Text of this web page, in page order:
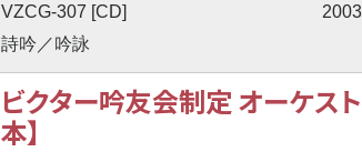
VZCG-307 [CD]
詩吟／吟詠
ビクター吟友会制定 オーケスト
本】